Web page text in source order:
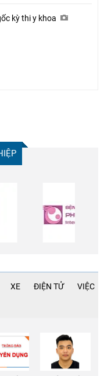
kỳ thi y khoa
XE ĐIỆN TỬ VIỆC